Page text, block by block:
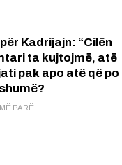
Kadrijajn: “Cilën
ta kujtojmë, atë
pak apo atë që po
PARË